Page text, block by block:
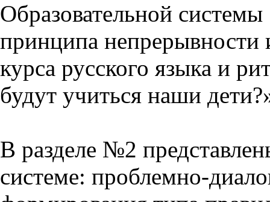
Образовательной
принципа непрерывности
курса русского языка и
будут учиться наши
В разделе №2
системе: проблемно-